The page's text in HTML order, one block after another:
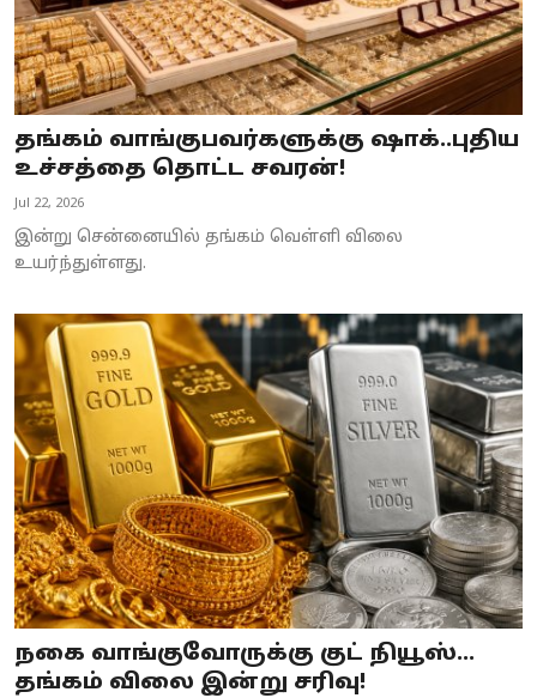
தங்கம் வாங்குபவர்களுக்கு ஷாக்..புதிய
உச்சத்தை தொட்ட சவரன்!
Jul 22, 2026
இன்று சென்னையில் தங்கம் வெள்ளி விலை
உயர்ந்துள்ளது.
நகை வாங்குவோருக்கு குட் நியூஸ்...
தங்கம் விலை இன்று சரிவு!